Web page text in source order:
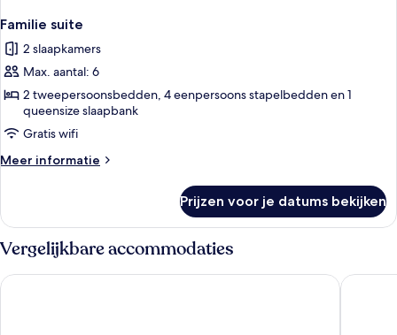
Familie suite
2 slaapkamers
Max. aantal: 6
2 tweepersoonsbedden, 4 eenpersoons stapelbedden en 1
queensize slaapbank
Gratis wifi
Meer informatie
Meer
suite
Prijzen voor je datums bekijken
Vergelijkbare accommodaties
Hotel Kirchspiels Gasthaus Garner